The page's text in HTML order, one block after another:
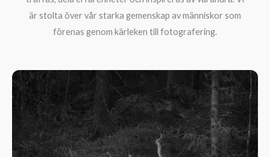
är stolta över vår starka gemenskap av människor som
förenas genom kärleken till fotografering.